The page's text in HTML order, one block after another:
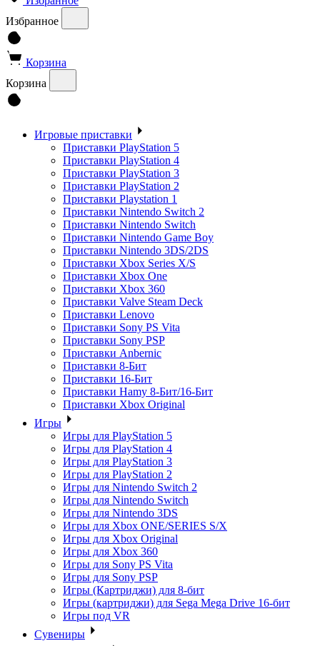
Избранное
Корзина
Корзина
Игровые приставки
Приставки PlayStation 5
Приставки PlayStation 4
Приставки PlayStation 3
Приставки PlayStation 2
Приставки Playstation 1
Приставки Nintendo Switch 2
Приставки Nintendo Switch
Приставки Nintendo Game Boy
Приставки Nintendo 3DS/2DS
Приставки Xbox Series X/S
Приставки Xbox One
Приставки Xbox 360
Приставки Valve Steam Deck
Приставки Lenovo
Приставки Sony PS Vita
Приставки Sony PSP
Приставки Anbernic
Приставки 8-Бит
Приставки 16-Бит
Приставки Hamy 8-Бит/16-Бит
Приставки Xbox Original
Игры
Игры для PlayStation 5
Игры для PlayStation 4
Игры для PlayStation 3
Игры для PlayStation 2
Игры для Nintendo Switch 2
Игры для Nintendo Switch
Игры для Nintendo 3DS
Игры для Xbox ONE/SERIES S/X
Игры для Xbox Original
Игры для Xbox 360
Игры для Sony PS Vita
Игры для Sony PSP
Игры (Картриджи) для 8-бит
Игры (картриджи) для Sega Mega Drive 16-бит
Игры под VR
Сувениры